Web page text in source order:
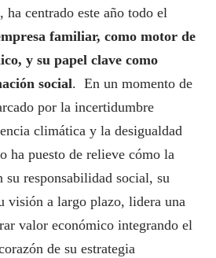
, ha centrado este año todo el
familiar, como motor de
y su papel clave como
social. En un momento de
por la incertidumbre
climática y la desigualdad
ha puesto de relieve cómo la
su responsabilidad social, su
visión a largo plazo, lidera una
valor económico integrando el
de su estrategia